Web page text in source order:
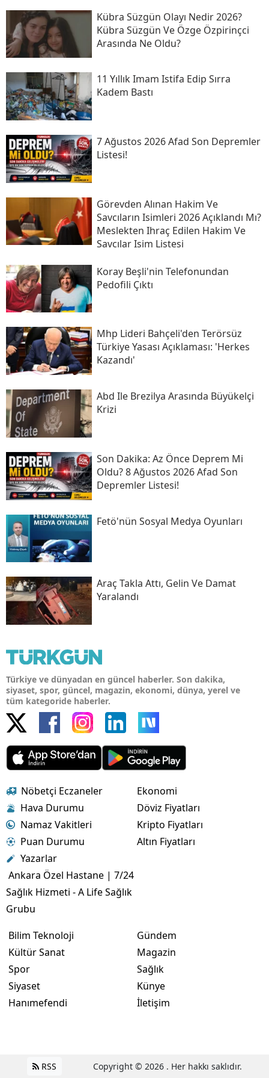
Kübra Süzgün Olayı Nedir 2026?
Kübra Süzgün Ve Özge Özpirinçci
Arasında Ne Oldu?
11 Yıllık Imam Istifa Edip Sırra
Kadem Bastı
7 Ağustos 2026 Afad Son Depremler
Listesi!
Görevden Alınan Hakim Ve
Savcıların Isimleri 2026 Açıklandı Mı?
Meslekten Ihraç Edilen Hakim Ve
Savcılar Isim Listesi
Koray Beşli'nin Telefonundan
Pedofili Çıktı
Mhp Lideri Bahçeli'den Terörsüz
Türkiye Yasası Açıklaması: 'herkes
Kazandı'
Abd Ile Brezilya Arasında Büyükelçi
Krizi
Son Daki̇ka: Az Önce Deprem Mi
Oldu? 8 Ağustos 2026 Afad Son
Depremler Listesi!
Fetö'nün Sosyal Medya Oyunları
Araç Takla Attı, Gelin Ve Damat
Yaralandı
Türkiye ve dünyadan en güncel haberler. Son dakika,
siyaset, spor, güncel, magazin, ekonomi, dünya, yerel ve
tüm kategoride haberler.
Nöbetçi Eczaneler
Hava Durumu
Namaz Vakitleri
Puan Durumu
Yazarlar
Ankara Özel Hastane | 7/24
Sağlık Hizmeti - A Life Sağlık
Grubu
Ekonomi
Döviz Fiyatları
Kripto Fiyatları
Altın Fiyatları
Bilim Teknoloji
Kültür Sanat
Spor
Siyaset
Hanımefendi
Gündem
Magazin
Sağlık
Künye
İletişim
RSS Copyright © 2026 . Her hakkı saklıdır.